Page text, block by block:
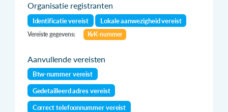
Organisatie registranten
Identificatie vereist Lokale aanwezigheid vereist
Vereiste gegevens: KvK-nummer
Aanvullende vereisten
Btw-nummer vereist
Gedetailleerd adres vereist
Correct telefoonnummer vereist